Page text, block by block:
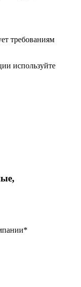
требованиям
используйте